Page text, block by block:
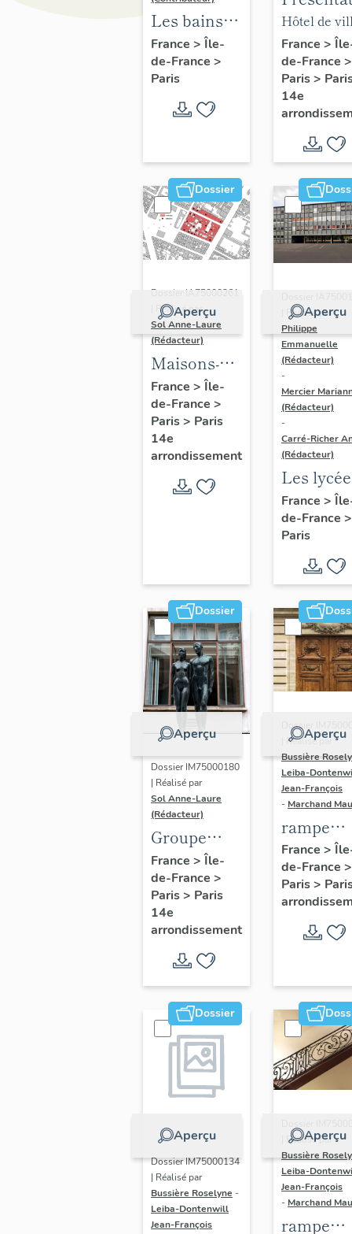
Les bains
douches
municipaux
de la ville
de Paris
France > Île-
de-France >
Paris
du
de la
annexe
Hôtel de
annexe
France >
de-France >
Paris>
14e
Dossier
Aperçu
Dossier IA75000261
| Réalisé par
Sol Anne-Laure
(Rédacteur)
Maisons-
immeubles
France > Île-
de-France >
Paris> Paris
14e
arrondissement
Aperçu
| Réalisé par
Philippe
Emmanuelle
(Rédacteur)
-
Mercier
(Rédacteur)
-
Carré-Richer
(Rédacteur)
Les
Jean-
Dondel
Roger
Dhuit
France >
de-France >
Paris
Dossier
Aperçu
Dossier IM75000180
| Réalisé par
Sol Anne-Laure
(Rédacteur)
Groupe
sculpté :
Les
Adolescents
France > Île-
de-France >
Paris> Paris
14e
arrondissement
Aperçu
Dossier
| Réalisé par
Bussière
Leiba-
Jean-François
- Marchand
rampe
d'appui,
escalier
l' hôtel
(non
France >
de-France >
Paris>
Dossier
Aperçu
Dossier IM75000134
| Réalisé par
Bussière Roselyne -
Leiba-Dontenwill
Jean-François
Aperçu
| Réalisé par
Bussière
Leiba-
Jean-François
- Marchand
rampe